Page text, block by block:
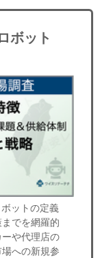
ボット
ットの定義
でを網羅的
や代理店の
への新規参